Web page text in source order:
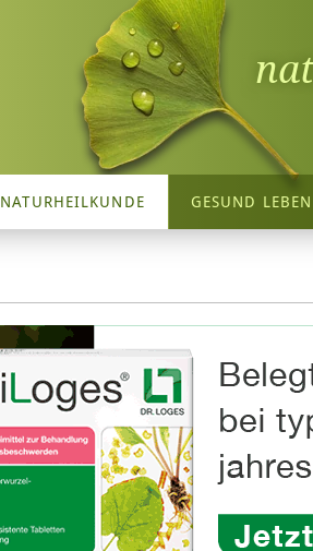
NATURHEILKUNDE GESUND LEBEN